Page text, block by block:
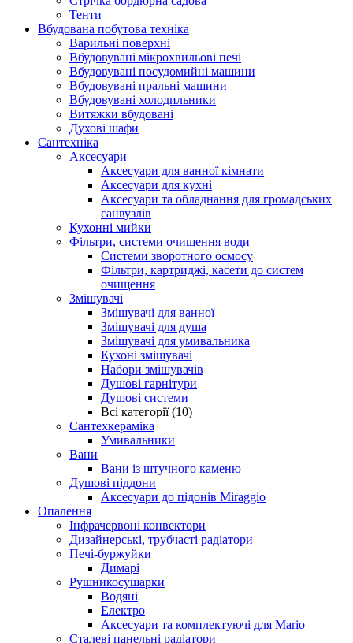
Тенти
Вбудована побутова техніка
Варильні поверхні
Вбудовувані мікрохвильові печі
Вбудовувані посудомийні машини
Вбудовувані пральні машини
Вбудовувані холодильники
Витяжки вбудовані
Духові шафи
Сантехніка
Аксесуари
Аксесуари для ванної кімнати
Аксесуари для кухні
Аксесуари та обладнання для громадських
санвузлів
Кухонні мийки
Фільтри, системи очищення води
Системи зворотного осмосу
Фільтри, картриджі, касети до систем
очищення
Змішувачі
Змішувачі для ванної
Змішувачі для душа
Змішувачі для умивальника
Кухоні змішувачі
Набори змішувачів
Душові гарнітури
Душові системи
Всі категорії (10)
Сантехкераміка
Умивальники
Вани
Вани із штучного каменю
Душові піддони
Аксесуари до підонів Miraggio
Опалення
Інфрачервоні конвектори
Дизайнерські, трубчасті радіатори
Печі-буржуйки
Димарі
Рушникосушарки
Водяні
Електро
Аксесуари та комплектуючі для Mario
Сталеві панельні радіатори